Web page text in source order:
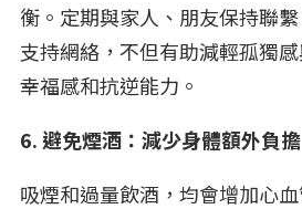
衡。定期與家人、朋友保持聯
支持網絡，不但有助減輕孤獨
幸福感和抗逆能力。
6. 避免煙酒：減少身體額外負擔
吸煙和過量飲酒，均會增加心